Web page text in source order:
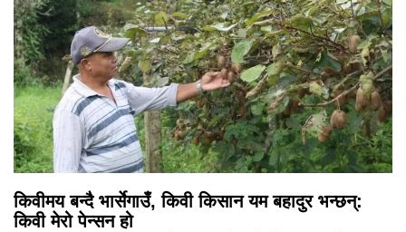
किवीमय बन्दै भार्सेगाउँ, किवी किसान यम बहादुर भन्छन्:
किवी मेरो पेन्सन हो